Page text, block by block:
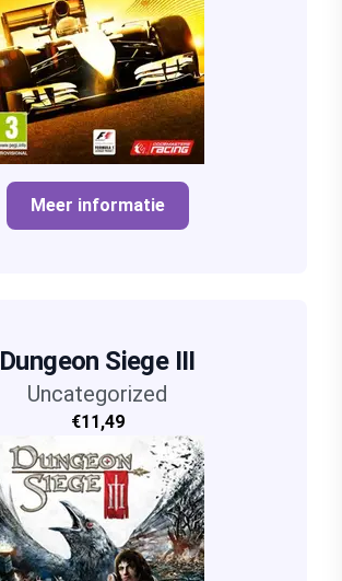
Meer informatie
Dungeon Siege III
Uncategorized
€11,49